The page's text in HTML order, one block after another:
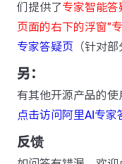
们提供了专家智能答
页面的右下的浮窗”
专家答疑页 （针对
另：
有其他开源产品的使
点击访问阿里AI专家
反馈